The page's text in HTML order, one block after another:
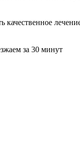
за 30 минут